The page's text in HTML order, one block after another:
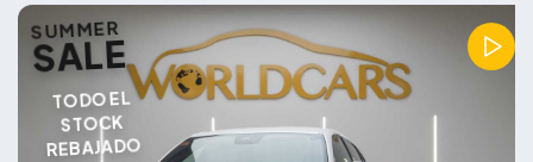
SUMMER
SALE
TODO EL
STOCK
REBAJADO